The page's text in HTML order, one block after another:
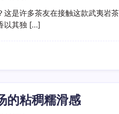
这是许多茶友在接触这款武夷岩
以其独 […]
的粘稠糯滑感